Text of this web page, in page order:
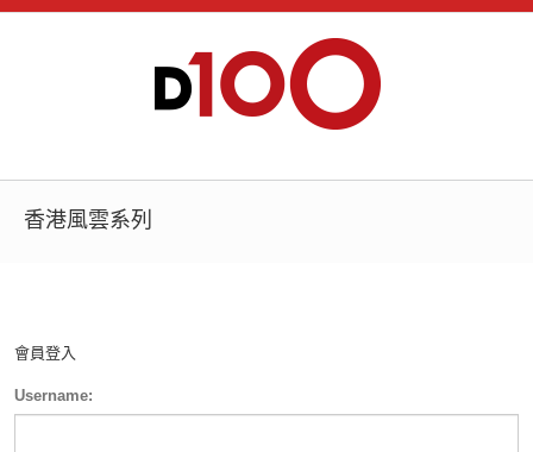
香港風雲系列
會員登入
Username: